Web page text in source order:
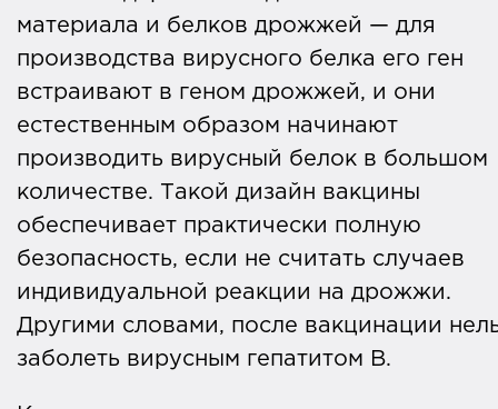
материала и белков дрожжей — для
производства вирусного белка его ген
встраивают в геном дрожжей, и они
естественным образом начинают
производить вирусный белок в большом
количестве. Такой дизайн вакцины
обеспечивает практически полную
безопасность, если не считать случаев
индивидуальной реакции на дрожжи.
Другими словами, после вакцинации
заболеть вирусным гепатитом В.